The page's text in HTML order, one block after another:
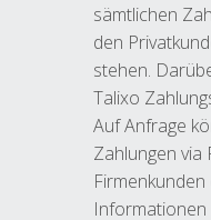
sämtlichen
den
stehen.
Talixo
Auf Anfrage
Zahlungen via
Informationen